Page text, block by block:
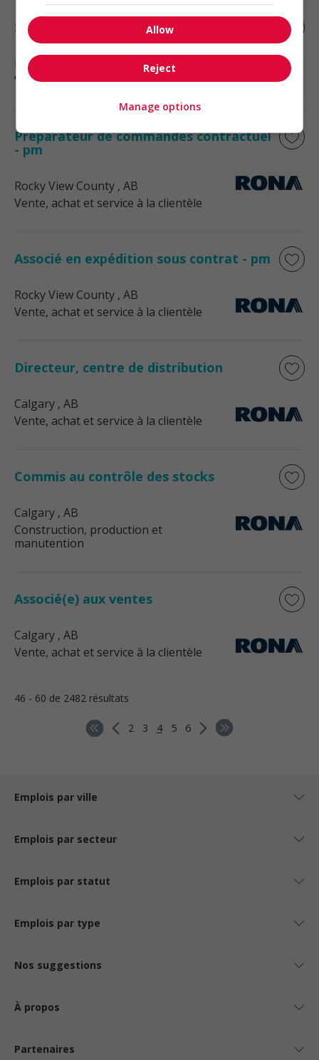
Sélecteur d'unité de contrat - pm
Rocky View County
Vente, achat et service à la clientèle
Préparateur de commandes contractuel
- pm
Rocky View County , AB
Vente, achat et service à la clientèle
Associé en expédition sous contrat - pm
Rocky View County , AB
Vente, achat et service à la clientèle
Directeur, centre de distribution
Calgary , AB
Vente, achat et service à la clientèle
Commis au contrôle des stocks
Calgary , AB
Construction, production et
manutention
Associé(e) aux ventes
Calgary , AB
Vente, achat et service à la clientèle
46 - 60 de 2482 résultats
2 3 4 5 6
Emplois par ville
Emplois par secteur
Emplois par statut
Emplois par type
Nos suggestions
À propos
Partenaires
Allow
Reject
Manage options